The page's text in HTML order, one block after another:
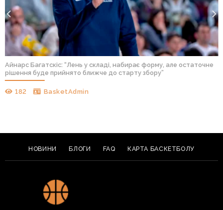
Айнарс Багатскіс: “Лень у складі, набирає форму, але остаточне
рішення буде прийнято ближче до старту збору”
182 BasketAdmin
НОВИНИ БЛОГИ FAQ КАРТА БАСКЕТБОЛУ